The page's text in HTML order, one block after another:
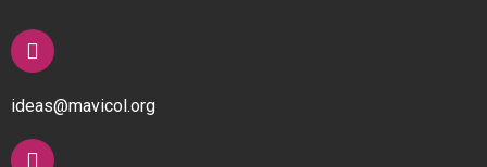
ideas@mavicol.org